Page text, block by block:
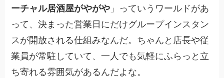
ーチャル居酒屋がやがや 」っていうワールドがあ
って、決まった営業日にだけグループインスタン
スが開放される仕組みなんだ。ちゃんと店長や従
業員が常駐していて、一人でも気軽にふらっと立
ち寄れる雰囲気があるんだよな。